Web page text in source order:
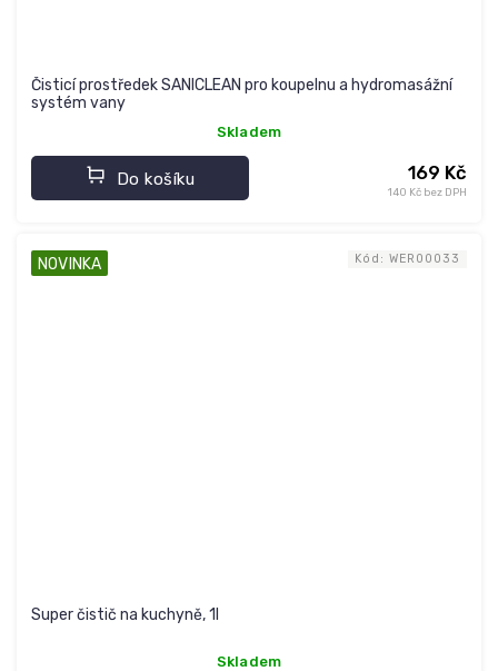
Čisticí prostředek SANICLEAN pro koupelnu a hydromasážní
systém vany
Skladem
140 Kč bez DPH
169 Kč
Do košíku
NOVINKA
Super čistič na kuchyně, 1l
Skladem
Kód: WER00033